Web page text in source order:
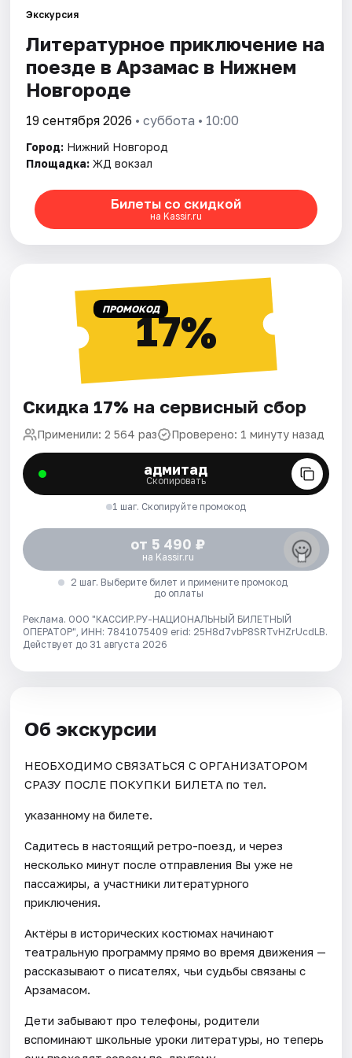
Города
Площадки
Артисты
Рейтинги
Экскурсия
Литературное приключение на
поезде в Арзамас в Нижнем
Новгороде
19 сентября 2026 • суббота • 10:00
Город: Нижний Новгород
Площадка: ЖД вокзал
Билеты со скидкой
на Kassir.ru
ПРОМОКОД17%
Скидка 17% на сервисный сбор
Применили: 2 564 раз Проверено: 1 минуту назад
адмитад
Скопировать
1 шаг. Скопируйте промокод
от 5 490 ₽
на Kassir.ru
2 шаг. Выберите билет и примените промокод
до оплаты
Реклама. ООО "КАССИР.РУ-НАЦИОНАЛЬНЫЙ БИЛЕТНЫЙ
ОПЕРАТОР", ИНН: 7841075409 erid: 25H8d7vbP8SRTvHZrUcdLB.
Действует до 31 августа 2026
Об экскурсии
НЕОБХОДИМО СВЯЗАТЬСЯ С ОРГАНИЗАТОРОМ
СРАЗУ ПОСЛЕ ПОКУПКИ БИЛЕТА по тел.
указанному на билете.
Садитесь в настоящий ретро-поезд, и через
несколько минут после отправления Вы уже не
пассажиры, а участники литературного
приключения.
Актёры в исторических костюмах начинают
театральную программу прямо во время движения —
рассказывают о писателях, чьи судьбы связаны с
Арзамасом.
Дети забывают про телефоны, родители
вспоминают школьные уроки литературы, но теперь